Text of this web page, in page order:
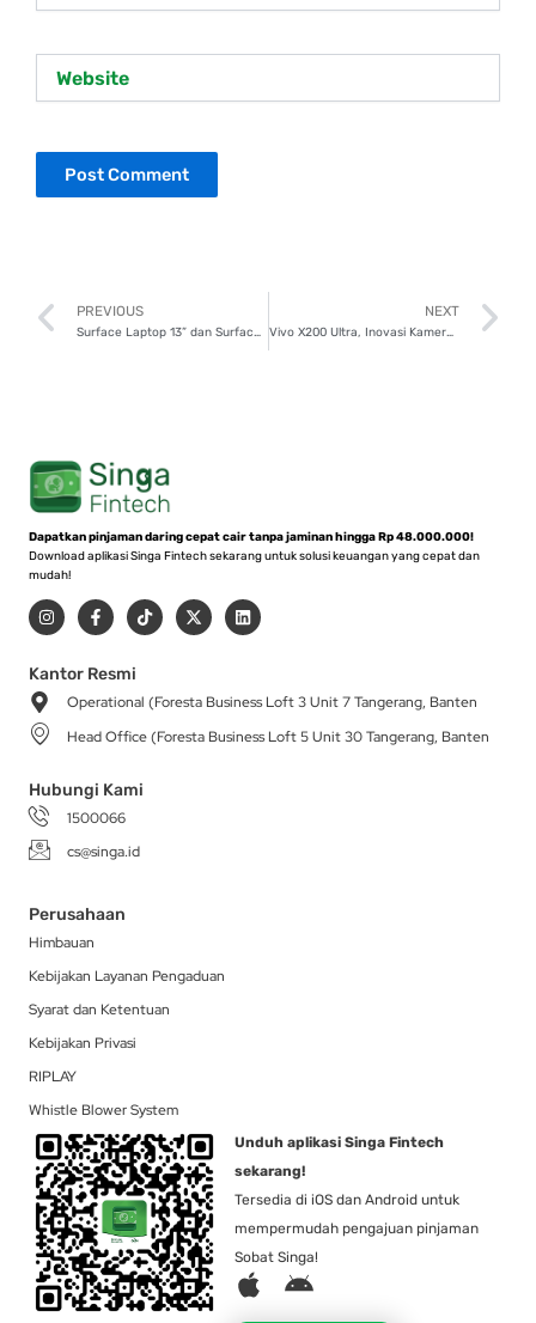
Prev
PREVIOUS NEXT
Vivo X200 Ultra, Inovasi Kamera Ponsel yang Wajib Dilirik Conten Creator
Dapatkan pinjaman daring cepat cair tanpa jaminan hingga Rp 48.000.000!
Download aplikasi Singa Fintech sekarang untuk solusi keuangan yang cepat dan
mudah!
I
n
s
a
g
r
a
m
F
a
c
b
o
-
T
i
k
X
-
t
t
r
L
i
n
i
Kantor Resmi
Operational (Foresta Business Loft 3 Unit 7 Tangerang, Banten
Head Office (Foresta Business Loft 5 Unit 30 Tangerang, Banten
Hubungi Kami
1500066
cs@singa.id
Perusahaan
Himbauan
Kebijakan Layanan Pengaduan
Syarat dan Ketentuan
Kebijakan Privasi
RIPLAY
Whistle Blower System
Unduh aplikasi Singa Fintech
sekarang!
Tersedia di iOS dan Android untuk
mempermudah pengajuan pinjaman
Sobat Singa!
A
A